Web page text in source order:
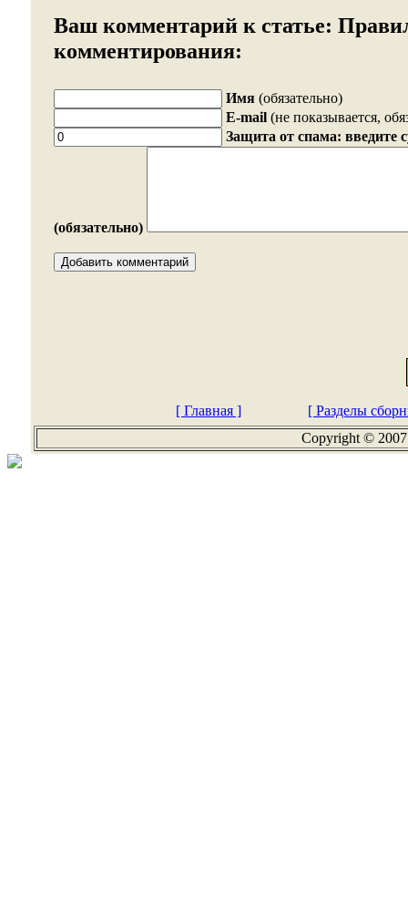
Ваш комментарий к статье:
комментирования:
Имя (обязательно)
E-mail (не показывается,
Защита от спама: введите
(обязательно)
[ Главная ]
[ Разделы
Copyright ©